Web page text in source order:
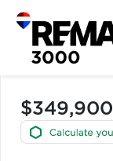
$349,900